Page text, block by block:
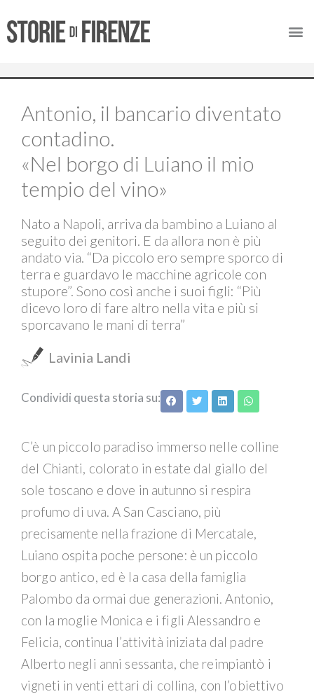
Antonio, il bancario diventato
contadino.
«Nel borgo di Luiano il mio
tempio del vino»
Nato a Napoli, arriva da bambino a Luiano al
seguito dei genitori. E da allora non è più
andato via. “Da piccolo ero sempre sporco di
terra e guardavo le macchine agricole con
stupore”. Sono così anche i suoi figli: “Più
dicevo loro di fare altro nella vita e più si
sporcavano le mani di terra”
Lavinia Landi
Condividi questa storia su:
C’è un piccolo paradiso immerso nelle colline
del Chianti, colorato in estate dal giallo del
sole toscano e dove in autunno si respira
profumo di uva. A San Casciano, più
precisamente nella frazione di Mercatale,
Luiano ospita poche persone: è un piccolo
borgo antico, ed è la casa della famiglia
Palombo da ormai due generazioni. Antonio,
con la moglie Monica e i figli Alessandro e
Felicia, continua l’attività iniziata dal padre
Alberto negli anni sessanta, che reimpiantò i
vigneti in venti ettari di collina, con l’obiettivo